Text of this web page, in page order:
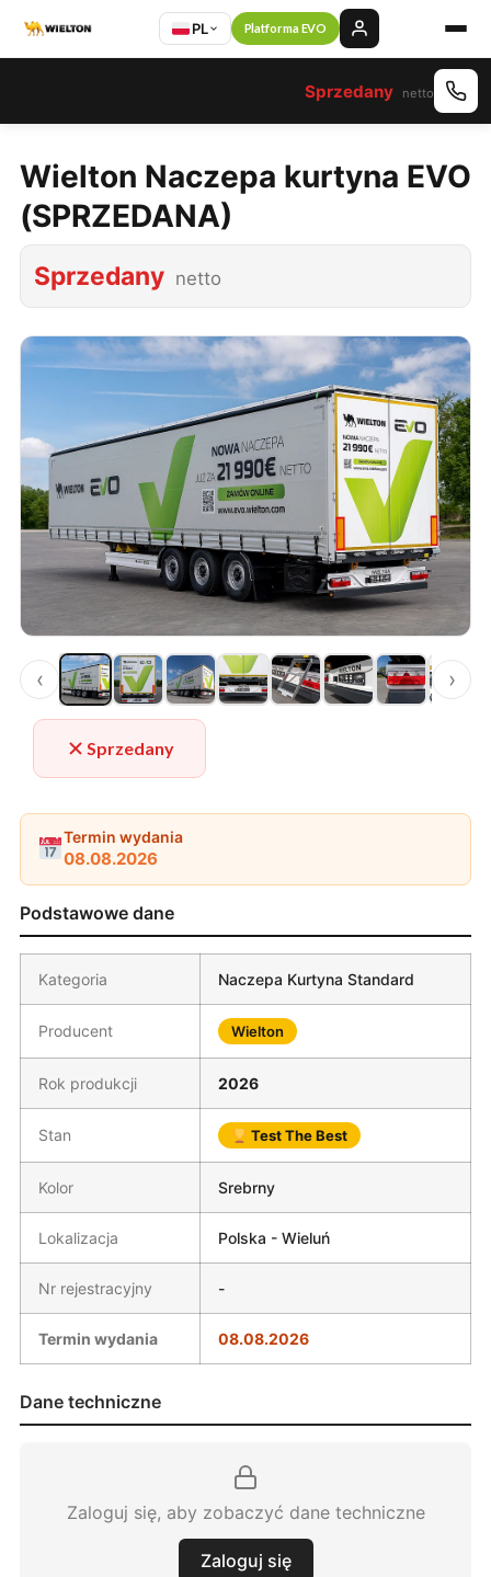
PL Platforma EVO
Sprzedany netto
Wielton Naczepa kurtyna EVO
(SPRZEDANA)
Sprzedany netto
‹ ›
Sprzedany
Termin wydania
08.08.2026
Podstawowe dane
Kategoria Naczepa Kurtyna Standard
Producent Wielton
Rok produkcji 2026
Stan Test The Best
Kolor Srebrny
Lokalizacja Polska - Wieluń
Nr rejestracyjny -
Termin wydania 08.08.2026
Dane techniczne
Zaloguj się, aby zobaczyć dane techniczne
Zaloguj się